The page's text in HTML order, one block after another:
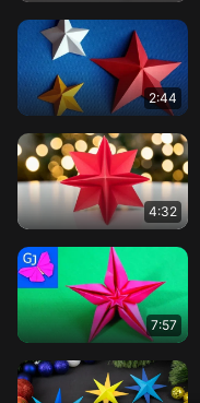
2:44
4:32
7:57